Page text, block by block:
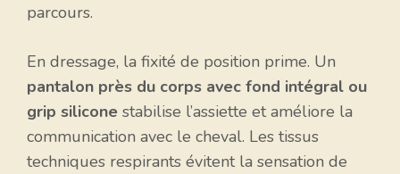
parcours.
En dressage, la fixité de position prime. Un
pantalon près du corps avec fond intégral ou
grip silicone stabilise l’assiette et améliore la
communication avec le cheval. Les tissus
techniques respirants évitent la sensation de